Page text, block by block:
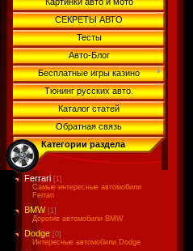
СЕКРЕТЫ АВТО
Тесты
Авто-Блог
Бесплатные игры казино
Тюнинг русских авто.
Каталог статей
Обратная связь
Категории раздела
Ferrari [1]
Самые интересные автомобили
Ferrari
BMW [1]
Дорогие автомобили BMW
Dodge [0]
Интересные автомобили Dodge